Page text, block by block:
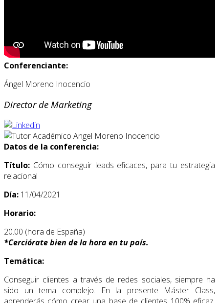
Conferenciante:
Ángel Moreno Inocencio
Director de Marketing
Datos de la conferencia:
Título: Cómo conseguir leads eficaces, para tu estrategia
relacional
Día: 11/04/2021
Horario:
20.00 (hora de España)
*Cerciórate bien de la hora en tu país.
Temática:
Conseguir clientes a través de redes sociales, siempre ha
sido un tema complejo. En la presente Máster Class,